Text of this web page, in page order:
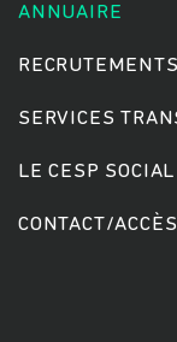
ANNUAIRE
RECRUTEMENTS
SERVICES
LE CESP SOCIAL
CONTACT/ACCÈS